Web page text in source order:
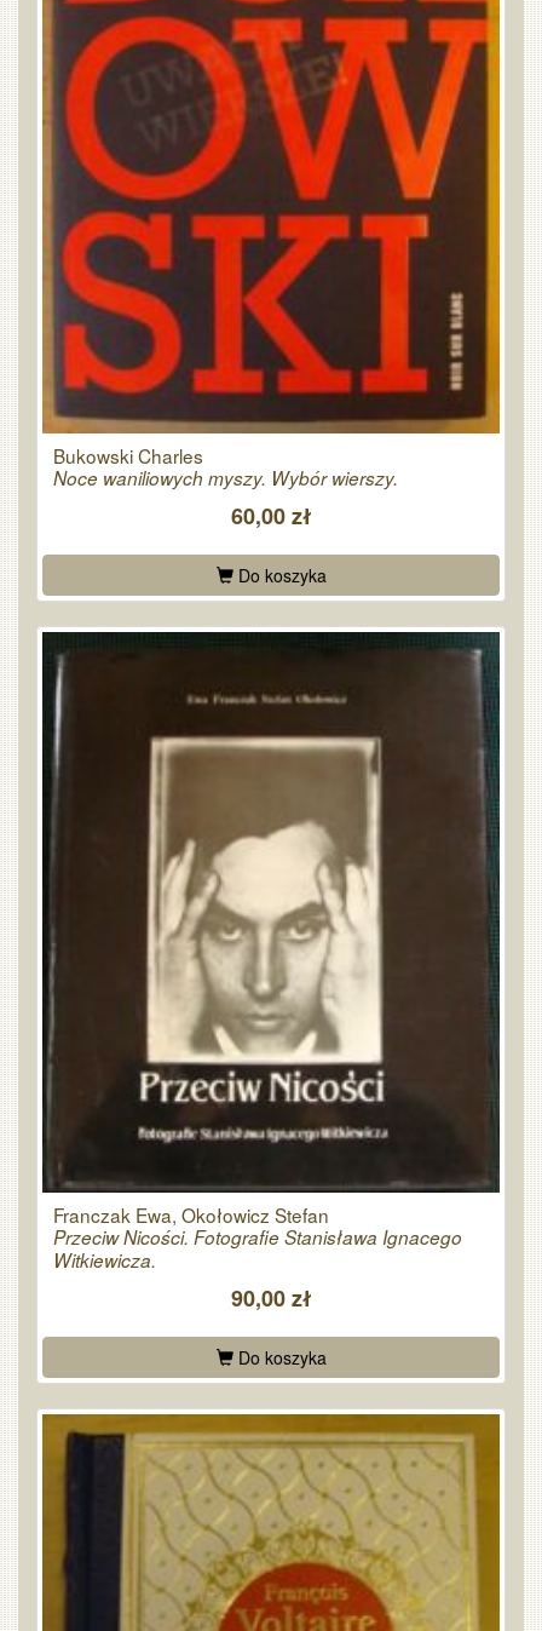
Bukowski Charles
Noce waniliowych myszy. Wybór wierszy.
60,00 zł
Do koszyka
Franczak Ewa, Okołowicz Stefan
Przeciw Nicości. Fotografie Stanisława Ignacego
Witkiewicza.
90,00 zł
Do koszyka